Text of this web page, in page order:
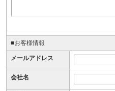
■お客様情報
メールアドレス
会社名